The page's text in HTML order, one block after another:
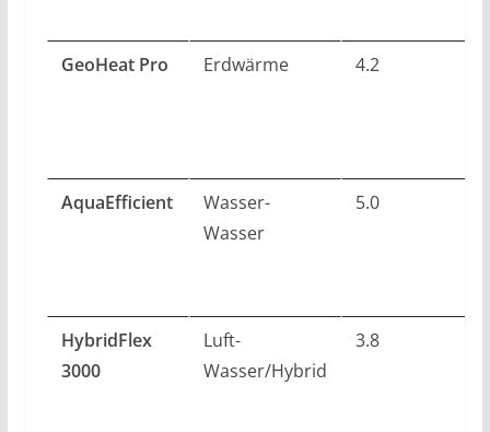
GeoHeat Pro Erdwärme 4.2
AquaEfficient
Wasser-
Wasser
5.0
HybridFlex
3000
Luft-
Wasser/Hybrid
3.8